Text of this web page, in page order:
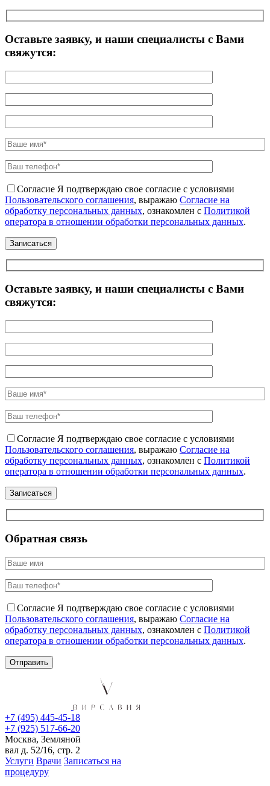
Оставьте заявку, и наши специалисты с Вами
свяжутся:
Согласие Я подтверждаю свое согласие с условиями
Пользовательского соглашения, выражаю Согласие на
обработку персональных данных, ознакомлен с Политикой
оператора в отношении обработки персональных данных.
Оставьте заявку, и наши специалисты с Вами
свяжутся:
Согласие Я подтверждаю свое согласие с условиями
Пользовательского соглашения, выражаю Согласие на
обработку персональных данных, ознакомлен с Политикой
оператора в отношении обработки персональных данных.
Обратная связь
Согласие Я подтверждаю свое согласие с условиями
Пользовательского соглашения, выражаю Согласие на
обработку персональных данных, ознакомлен с Политикой
оператора в отношении обработки персональных данных.
+7 (495) 445-45-18
+7 (925) 517-66-20
Москва, Земляной
вал д. 52/16, стр. 2
Услуги Врачи Записаться на
процедуру